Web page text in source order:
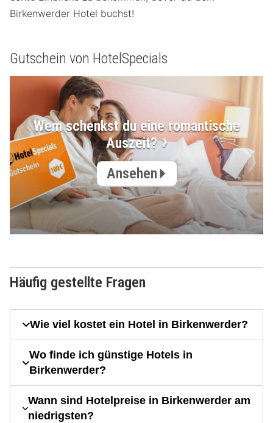
Birkenwerder Hotel buchst!
Gutschein von HotelSpecials
Wem schenkst du eine romantische
Auszeit?
Ansehen
Häufig gestellte Fragen
Wie viel kostet ein Hotel in Birkenwerder?
Wo finde ich günstige Hotels in
Birkenwerder?
Wann sind Hotelpreise in Birkenwerder am
niedrigsten?